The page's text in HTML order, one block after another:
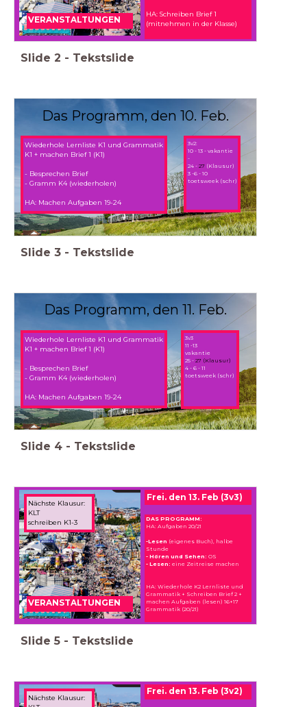
VERANSTALTUNGEN
HA: Schreiben Brief 1
(mitnehmen in der Klasse)
Slide 2 - Tekstslide
Das Programm, den 10. Feb.
Wiederhole Lernliste K1 und Grammatik
K1 + machen Brief 1 (K1)
- Besprechen Brief
- Gramm K4 (wiederholen)
HA: Machen Aufgaben 19-24
3v2:
10 - 13 - vakantie
-
24 - 27(Klausur)
3 -6 - 10
toetsweek (schr)
Slide 3 - Tekstslide
Das Programm, den 11. Feb.
Wiederhole Lernliste K1 und Grammatik
K1 + machen Brief 1 (K1)
- Besprechen Brief
- Gramm K4 (wiederholen)
HA: Machen Aufgaben 19-24
3v3
11 -13
vakantie
25 - 27 (Klausur)
4 - 6 - 11
toetsweek (schr)
Slide 4 - Tekstslide
Frei. den 13. Feb (3v3)
VERANSTALTUNGEN
DAS PROGRAMM:
HA: Aufgaben 20/21
-Lesen (eigenes Buch), halbe
Stunde
- Hören und Sehen: OS
- Lesen: eine Zeitreise machen
HA: Wiederhole K2 Lernliste und
Grammatik + Schreiben Brief 2 +
machen Aufgaben (lesen) 16+17
Grammatik (20/21)
Nächste Klausur:
KLT
schreiben K1-3
Slide 5 - Tekstslide
Frei. den 13. Feb (3v2)
Nächste Klausur: